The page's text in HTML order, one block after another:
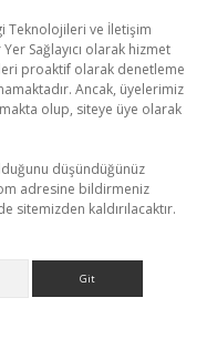
Teknolojileri ve İletişim
Sağlayıcı olarak hizmet
proaktif olarak denetleme
Ancak, üyelerimiz
olup, siteye üye olarak
düşündüğünüz
adresine bildirmeniz
sitemizden kaldırılacaktır.